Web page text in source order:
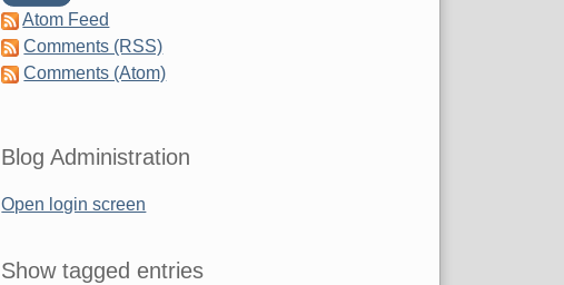
Atom Feed
Comments (RSS)
Comments (Atom)
Blog Administration
Open login screen
Show tagged entries